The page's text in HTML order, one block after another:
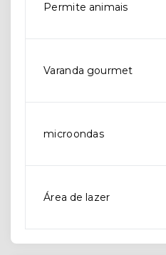
Permite animais
Varanda gourmet
microondas
Área de lazer